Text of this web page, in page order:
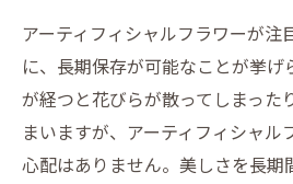
アーティフィシャルフラワーが注
に、長期保存が可能なことが挙げ
が経つと花びらが散ってしまった
まいますが、アーティフィシャル
心配はありません。美しさを長期